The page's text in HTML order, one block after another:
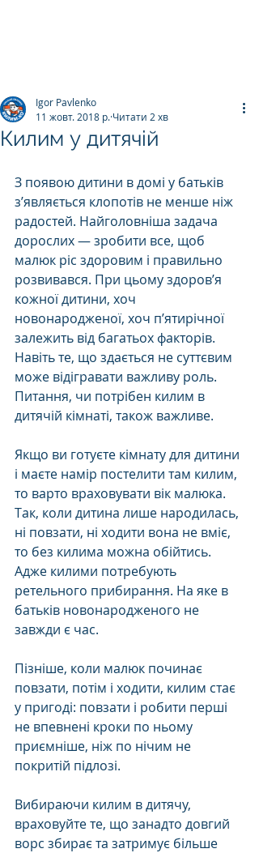
Килим у дитячій
Igor Pavlenko
11 жовт. 2018 р. Читати 2 хв
З появою дитини в домі у батьків
з’являється клопотів не менше ніж
радостей. Найголовніша задача
дорослих — зробити все, щоб
малюк ріс здоровим і правильно
розвивався. При цьому здоров’я
кожної дитини, хоч
новонародженої, хоч п’ятирічної
залежить від багатьох факторів.
Навіть те, що здається не суттєвим
може відігравати важливу роль.
Питання, чи потрібен килим в
дитячій кімнаті, також важливе.
Якщо ви готуєте кімнату для дитини
і маєте намір постелити там килим,
то варто враховувати вік малюка.
Так, коли дитина лише народилась,
ні повзати, ні ходити вона не вміє,
то без килима можна обійтись.
Адже килими потребують
ретельного прибирання. На яке в
батьків новонародженого не
завжди є час.
Пізніше, коли малюк починає
повзати, потім і ходити, килим стає
у пригоді: повзати і робити перші
не впевнені кроки по ньому
приємніше, ніж по нічим не
покритій підлозі.
Вибираючи килим в дитячу,
враховуйте те, що занадто довгий
ворс збирає та затримує більше